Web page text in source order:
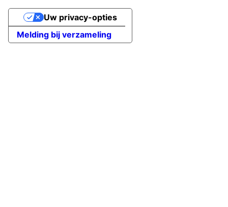
Melding bij verzameling
Uw privacy-opties